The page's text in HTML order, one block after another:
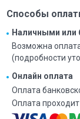
Способы
Наличными или
Возможна
(подробности
Онлайн оплата
Оплата
Оплата